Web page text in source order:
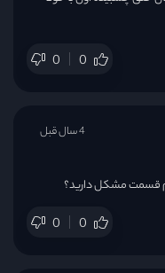
0 0
قسمت مشکل دارید؟
0 0
4 سال قبل